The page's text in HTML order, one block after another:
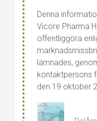
Denna
Vicore Pharma
offentliggöra
lämnades,
kontaktpersons
den 19 oktober